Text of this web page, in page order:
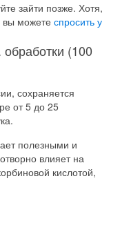
зайти позже. Хотя,
вы можете спросить у
(100
сохраняется
от 5 до 25
полезными и
влияет на
кислотой,